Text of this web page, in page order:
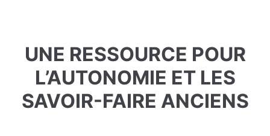
UNE RESSOURCE POUR
L’AUTONOMIE ET LES
SAVOIR-FAIRE ANCIENS